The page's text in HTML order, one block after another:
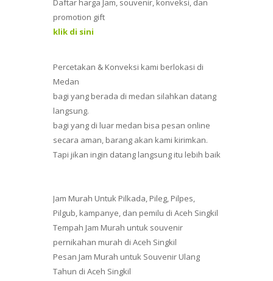
Daftar harga Jam, souvenir, konveksi, dan
promotion gift
klik di sini
Percetakan & Konveksi kami berlokasi di
Medan
bagi yang berada di medan silahkan datang
langsung.
bagi yang di luar medan bisa pesan online
secara aman, barang akan kami kirimkan.
Tapi jikan ingin datang langsung itu lebih baik
Jam Murah Untuk Pilkada, Pileg, Pilpes,
Pilgub, kampanye, dan pemilu di Aceh Singkil
Tempah Jam Murah untuk souvenir
pernikahan murah di Aceh Singkil
Pesan Jam Murah untuk Souvenir Ulang
Tahun di Aceh Singkil